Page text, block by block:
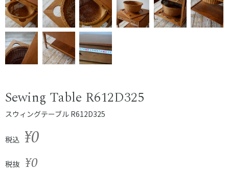
Sewing Table R612D325
スウィングテーブル R612D325
税込 ¥0
税抜 ¥0